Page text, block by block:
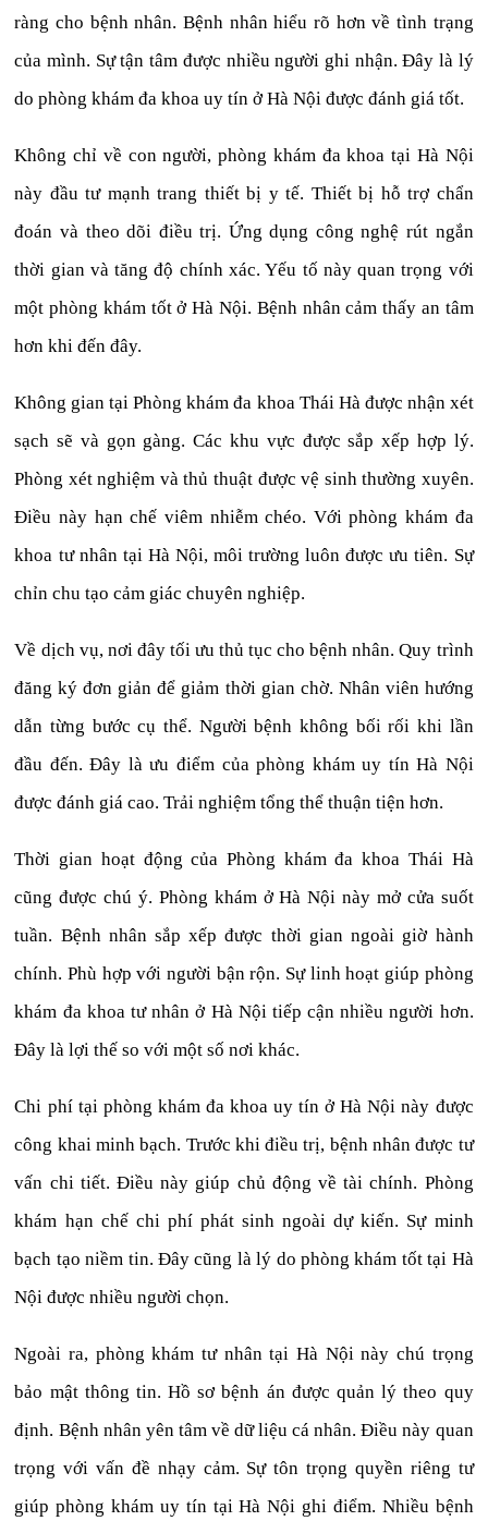
ràng cho bệnh nhân. Bệnh nhân hiểu rõ hơn về tình trạng
của mình. Sự tận tâm được nhiều người ghi nhận. Đây là lý
do phòng khám đa khoa uy tín ở Hà Nội được đánh giá tốt.
Không chỉ về con người, phòng khám đa khoa tại Hà Nội
này đầu tư mạnh trang thiết bị y tế. Thiết bị hỗ trợ chẩn
đoán và theo dõi điều trị. Ứng dụng công nghệ rút ngắn
thời gian và tăng độ chính xác. Yếu tố này quan trọng với
một phòng khám tốt ở Hà Nội. Bệnh nhân cảm thấy an tâm
hơn khi đến đây.
Không gian tại Phòng khám đa khoa Thái Hà được nhận xét
sạch sẽ và gọn gàng. Các khu vực được sắp xếp hợp lý.
Phòng xét nghiệm và thủ thuật được vệ sinh thường xuyên.
Điều này hạn chế viêm nhiễm chéo. Với phòng khám đa
khoa tư nhân tại Hà Nội, môi trường luôn được ưu tiên. Sự
chỉn chu tạo cảm giác chuyên nghiệp.
Về dịch vụ, nơi đây tối ưu thủ tục cho bệnh nhân. Quy trình
đăng ký đơn giản để giảm thời gian chờ. Nhân viên hướng
dẫn từng bước cụ thể. Người bệnh không bối rối khi lần
đầu đến. Đây là ưu điểm của phòng khám uy tín Hà Nội
được đánh giá cao. Trải nghiệm tổng thể thuận tiện hơn.
Thời gian hoạt động của Phòng khám đa khoa Thái Hà
cũng được chú ý. Phòng khám ở Hà Nội này mở cửa suốt
tuần. Bệnh nhân sắp xếp được thời gian ngoài giờ hành
chính. Phù hợp với người bận rộn. Sự linh hoạt giúp phòng
khám đa khoa tư nhân ở Hà Nội tiếp cận nhiều người hơn.
Đây là lợi thế so với một số nơi khác.
Chi phí tại phòng khám đa khoa uy tín ở Hà Nội này được
công khai minh bạch. Trước khi điều trị, bệnh nhân được tư
vấn chi tiết. Điều này giúp chủ động về tài chính. Phòng
khám hạn chế chi phí phát sinh ngoài dự kiến. Sự minh
bạch tạo niềm tin. Đây cũng là lý do phòng khám tốt tại Hà
Nội được nhiều người chọn.
Ngoài ra, phòng khám tư nhân tại Hà Nội này chú trọng
bảo mật thông tin. Hồ sơ bệnh án được quản lý theo quy
định. Bệnh nhân yên tâm về dữ liệu cá nhân. Điều này quan
trọng với vấn đề nhạy cảm. Sự tôn trọng quyền riêng tư
giúp phòng khám uy tín tại Hà Nội ghi điểm. Nhiều bệnh